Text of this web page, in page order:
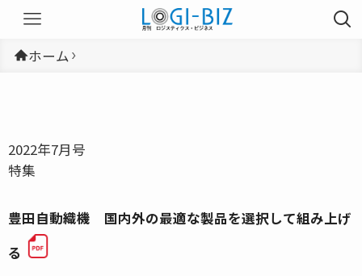
ホーム
2022年7月号
特集
豊田自動織機 国内外の最適な製品を選択して組み上げ
る